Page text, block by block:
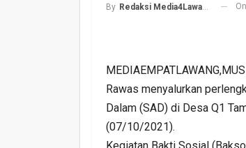
By Redaksi Media4Lawang On
Rawas menyalurkan
Dalam (SAD) di Desa Q1
(07/10/2021).
Empat